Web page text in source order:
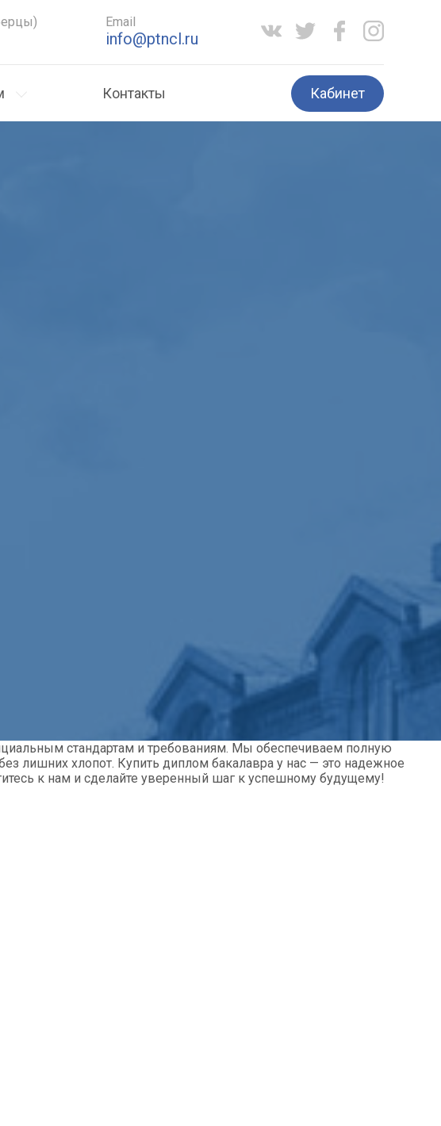
Email
info@ptncl.ru
Контакты Кабинет
стандартам и требованиям. Мы обеспечиваем полную
лишних хлопот. Купить диплом бакалавра у нас — это надежное
к нам и сделайте уверенный шаг к успешному будущему!